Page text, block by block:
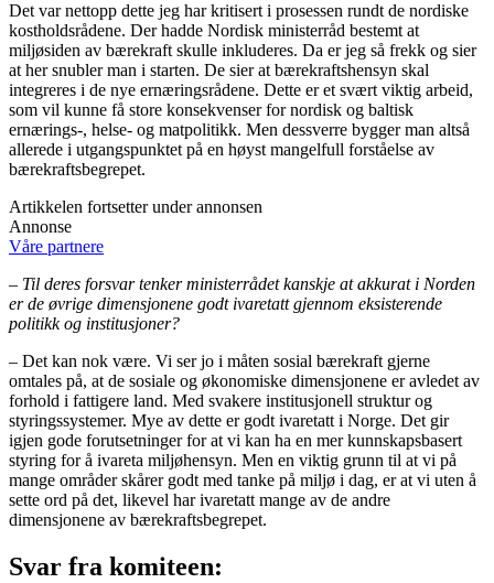
Det var nettopp dette jeg har kritisert i prosessen rundt de nordiske
kostholdsrådene. Der hadde Nordisk ministerråd bestemt at
miljøsiden av bærekraft skulle inkluderes. Da er jeg så frekk og sier
at her snubler man i starten. De sier at bærekraftshensyn skal
integreres i de nye ernæringsrådene. Dette er et svært viktig arbeid,
som vil kunne få store konsekvenser for nordisk og baltisk
ernærings-, helse- og matpolitikk. Men dessverre bygger man altså
allerede i utgangspunktet på en høyst mangelfull forståelse av
bærekraftsbegrepet.
Artikkelen fortsetter under annonsen
Annonse
Våre partnere
– Til deres forsvar tenker ministerrådet kanskje at akkurat i Norden
er de øvrige dimensjonene godt ivaretatt gjennom eksisterende
politikk og institusjoner?
– Det kan nok være. Vi ser jo i måten sosial bærekraft gjerne
omtales på, at de sosiale og økonomiske dimensjonene er avledet av
forhold i fattigere land. Med svakere institusjonell struktur og
styringssystemer. Mye av dette er godt ivaretatt i Norge. Det gir
igjen gode forutsetninger for at vi kan ha en mer kunnskapsbasert
styring for å ivareta miljøhensyn. Men en viktig grunn til at vi på
mange områder skårer godt med tanke på miljø i dag, er at vi uten å
sette ord på det, likevel har ivaretatt mange av de andre
dimensjonene av bærekraftsbegrepet.
Svar fra komiteen: